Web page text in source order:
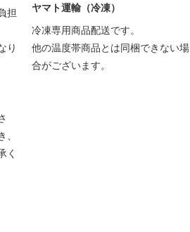
担
り
く
ヤマト運輸（冷凍）
冷凍専用商品配送です。
他の温度帯商品とは同梱できない場
合がございます。